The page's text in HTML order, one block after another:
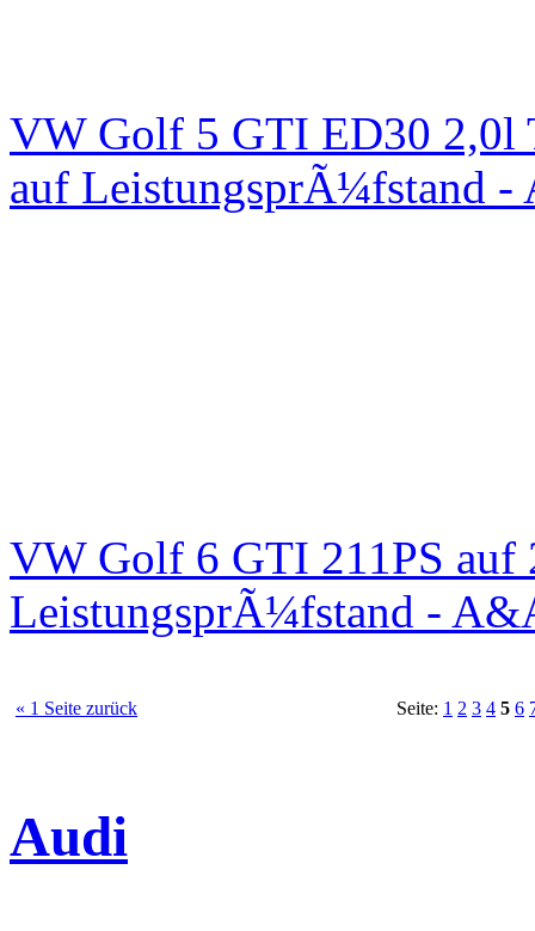
VW Golf 5 GTI ED30 2,0l
auf LeistungsprÃ¼fstand
VW Golf 6 GTI 211PS auf
LeistungsprÃ¼fstand -
« 1 Seite zurück Seite: 1 2 3 4 5 6
Audi